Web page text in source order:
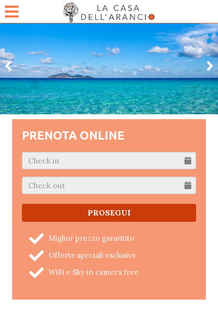
PRENOTA ONLINE
Miglior prezzo garantito
Offerte speciali esclusive
WiFi e Sky in camera free